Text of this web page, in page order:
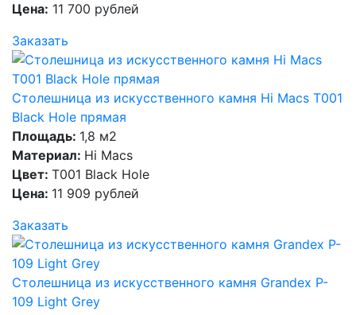
Цена: 11 700 рублей
Заказать
Столешница из искусственного камня Hi Macs T001
Black Hole прямая
Площадь: 1,8 м2
Материал: Hi Macs
Цвет: T001 Black Hole
Цена: 11 909 рублей
Заказать
Столешница из искусственного камня Grandex P-
109 Light Grey